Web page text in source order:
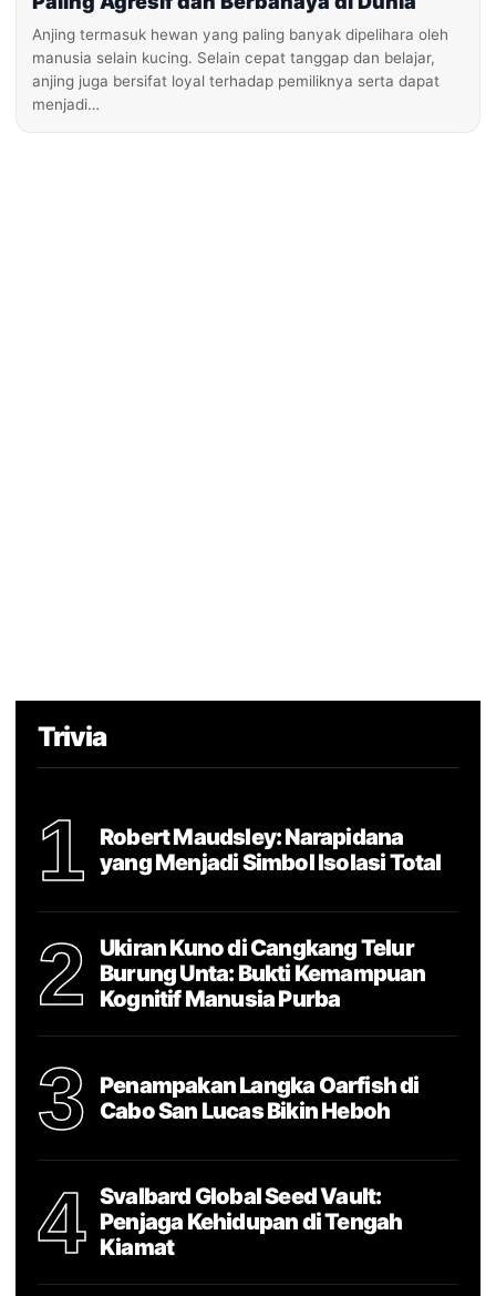
Anjing termasuk hewan yang paling banyak dipelihara oleh
manusia selain kucing. Selain cepat tanggap dan belajar,
anjing juga bersifat loyal terhadap pemiliknya serta dapat
menjadi…
Trivia
1
Robert Maudsley: Narapidana
yang Menjadi Simbol Isolasi Total
2
Ukiran Kuno di Cangkang Telur
Burung Unta: Bukti Kemampuan
Kognitif Manusia Purba
3
Penampakan Langka Oarfish di
Cabo San Lucas Bikin Heboh
4
Svalbard Global Seed Vault:
Penjaga Kehidupan di Tengah
Kiamat